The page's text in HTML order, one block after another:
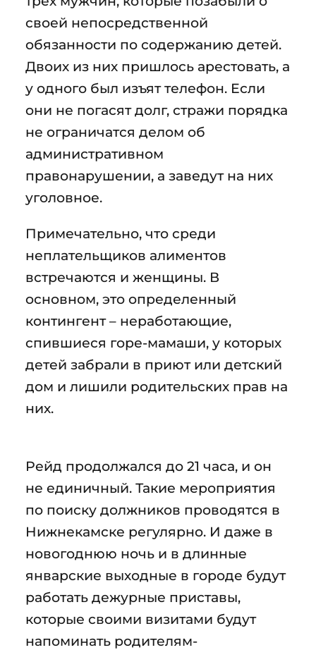
своей непосредственной
обязанности по содержанию детей.
Двоих из них пришлось арестовать, а
у одного был изъят телефон. Если
они не погасят долг, стражи порядка
не ограничатся делом об
административном
правонарушении, а заведут на них
уголовное.
Примечательно, что среди
неплательщиков алиментов
встречаются и женщины. В
основном, это определенный
контингент – неработающие,
спившиеся горе-мамаши, у которых
детей забрали в приют или детский
дом и лишили родительских прав на
них.
Рейд продолжался до 21 часа, и он
не единичный. Такие мероприятия
по поиску должников проводятся в
Нижнекамске регулярно. И даже в
новогоднюю ночь и в длинные
январские выходные в городе будут
работать дежурные приставы,
которые своими визитами будут
напоминать родителям-